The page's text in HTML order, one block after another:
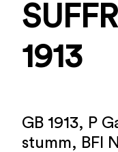
1913
GB 1913, P
stumm, BFI